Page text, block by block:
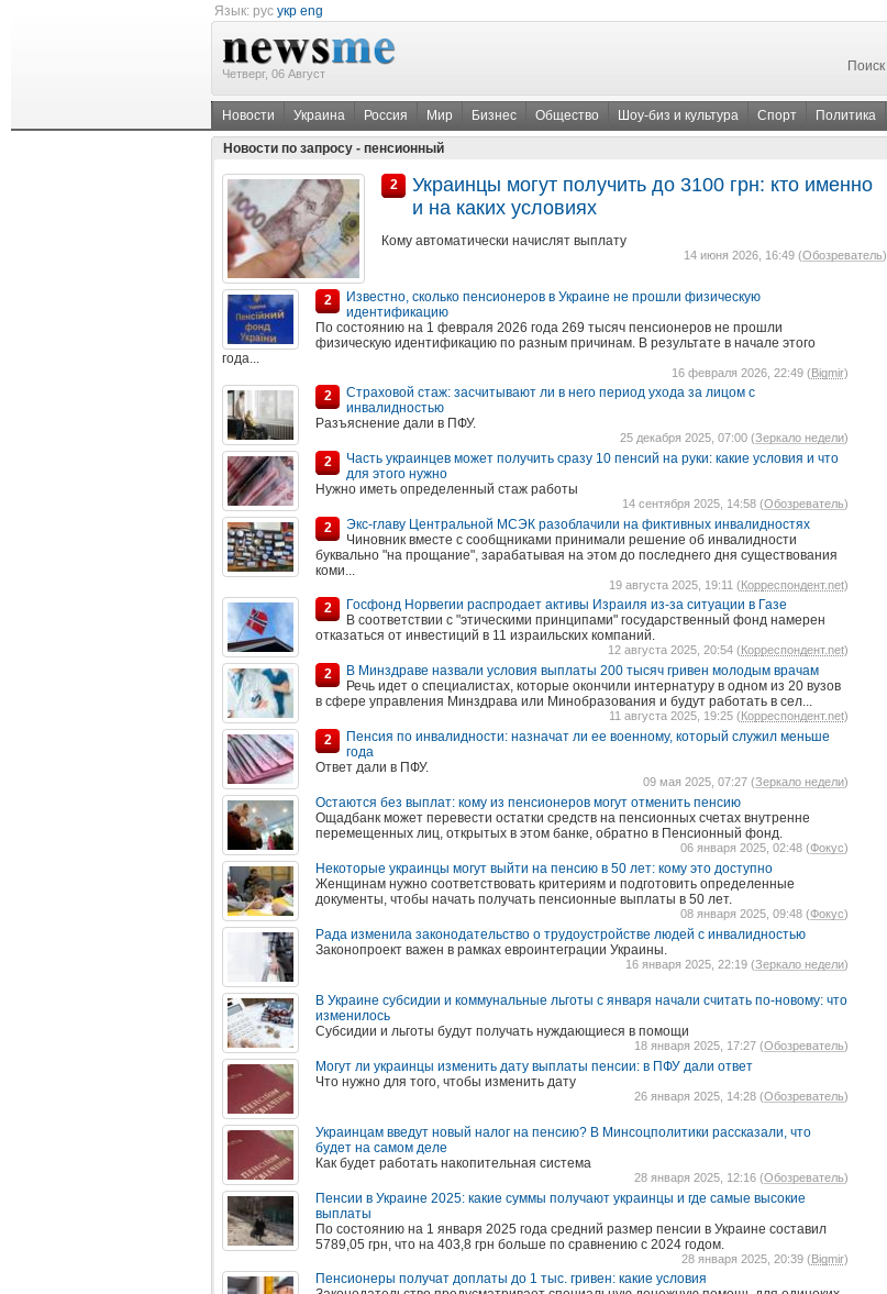
Язык: рус укр eng
Четверг, 06 Август Поиск
Новости Украина Россия Мир Бизнес Общество Шоу-биз и культура Спорт Политика
Новости по запросу - пенсионный
2
Украинцы могут получить до 3100 грн: кто именно
и на каких условиях
Кому автоматически начислят выплату
14 июня 2026, 16:49 (Обозреватель)
2
Известно, сколько пенсионеров в Украине не прошли физическую
идентификацию
По состоянию на 1 февраля 2026 года 269 тысяч пенсионеров не прошли
физическую идентификацию по разным причинам. В результате в начале этого
года...
16 февраля 2026, 22:49 (Bigmir)
2
Страховой стаж: засчитывают ли в него период ухода за лицом с
инвалидностью
Разъяснение дали в ПФУ.
25 декабря 2025, 07:00 (Зеркало недели)
2
Часть украинцев может получить сразу 10 пенсий на руки: какие условия и что
для этого нужно
Нужно иметь определенный стаж работы
14 сентября 2025, 14:58 (Обозреватель)
2
Экс-главу Центральной МСЭК разоблачили на фиктивных инвалидностях
Чиновник вместе с сообщниками принимали решение об инвалидности
буквально "на прощание", зарабатывая на этом до последнего дня существования
коми...
19 августа 2025, 19:11 (Корреспондент.net)
2
Госфонд Норвегии распродает активы Израиля из-за ситуации в Газе
В соответствии с "этическими принципами" государственный фонд намерен
отказаться от инвестиций в 11 израильских компаний.
12 августа 2025, 20:54 (Корреспондент.net)
2
В Минздраве назвали условия выплаты 200 тысяч гривен молодым врачам
Речь идет о специалистах, которые окончили интернатуру в одном из 20 вузов
в сфере управления Минздрава или Минобразования и будут работать в сел...
11 августа 2025, 19:25 (Корреспондент.net)
2
Пенсия по инвалидности: назначат ли ее военному, который служил меньше
года
Ответ дали в ПФУ.
09 мая 2025, 07:27 (Зеркало недели)
Остаются без выплат: кому из пенсионеров могут отменить пенсию
Ощадбанк может перевести остатки средств на пенсионных счетах внутренне
перемещенных лиц, открытых в этом банке, обратно в Пенсионный фонд.
06 января 2025, 02:48 (Фокус)
Некоторые украинцы могут выйти на пенсию в 50 лет: кому это доступно
Женщинам нужно соответствовать критериям и подготовить определенные
документы, чтобы начать получать пенсионные выплаты в 50 лет.
08 января 2025, 09:48 (Фокус)
Рада изменила законодательство о трудоустройстве людей с инвалидностью
Законопроект важен в рамках евроинтеграции Украины.
16 января 2025, 22:19 (Зеркало недели)
В Украине субсидии и коммунальные льготы с января начали считать по-новому: что
изменилось
Субсидии и льготы будут получать нуждающиеся в помощи
18 января 2025, 17:27 (Обозреватель)
Могут ли украинцы изменить дату выплаты пенсии: в ПФУ дали ответ
Что нужно для того, чтобы изменить дату
26 января 2025, 14:28 (Обозреватель)
Украинцам введут новый налог на пенсию? В Минсоцполитики рассказали, что
будет на самом деле
Как будет работать накопительная система
28 января 2025, 12:16 (Обозреватель)
Пенсии в Украине 2025: какие суммы получают украинцы и где самые высокие
выплаты
По состоянию на 1 января 2025 года средний размер пенсии в Украине составил
5789,05 грн, что на 403,8 грн больше по сравнению с 2024 годом.
28 января 2025, 20:39 (Bigmir)
Пенсионеры получат доплаты до 1 тыс. гривен: какие условия